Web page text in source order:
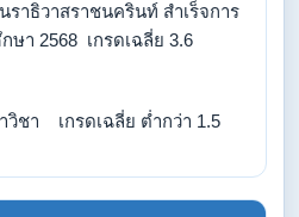
าธิวาสราชนครินท์ สำเร็จการ
ษา 2568 เกรดเฉลี่ย 3.6
ชา เกรดเฉลี่ย ต่ำกว่า 1.5